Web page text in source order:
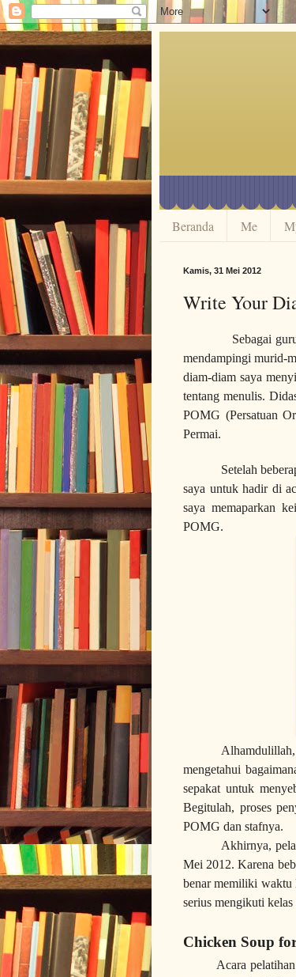
Beranda Me
Kamis, 31 Mei 2012
Write Your
Sebagai guru
mendampingi murid-
diam-diam saya
tentang menulis.
POMG (Persatuan
Permai.
Setelah
saya untuk hadir di
saya memaparkan
POMG.
mengetahui
sepakat untuk
Begitulah, proses
POMG dan stafnya.
Akhirnya,
Mei 2012. Karena
benar memiliki waktu
serius mengikuti kelas
Chicken Soup
Acara pelatihan